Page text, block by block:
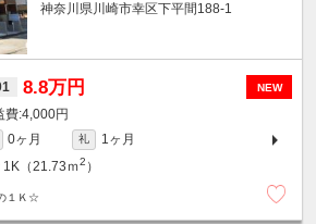
神奈川県川崎市幸区下平間188-1
NEW
8.8万円
4,000円
0ヶ月 礼
1ヶ月
1K（21.73ｍ2 ）
１Ｋ☆